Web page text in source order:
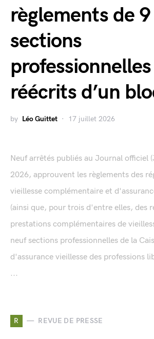
règlements de 9
sections
professionnelles
réécrits d’un
by Léo Guittet 17 juillet 2026
Neuf arrêtés publiés au Journal officiel
2026, approuvent les règlements des
vieillesse complémentaire et
(ainsi que, pour trois d'entre elles, des
prestations complémentaires de
neuf sections professionnelles de la
d'assurance vieillesse des professions
...
R REVUE DE PRESSE